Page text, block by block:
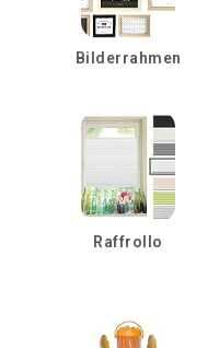
Bilderrahmen
Raffrollo